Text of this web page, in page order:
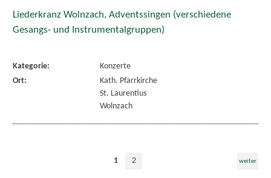
Liederkranz Wolnzach, Adventssingen (verschiedene
Gesangs- und Instrumentalgruppen)
Kategorie:
Konzerte
Ort:
Kath. Pfarrkirche
St. Laurentius
Wolnzach
1 2 weiter